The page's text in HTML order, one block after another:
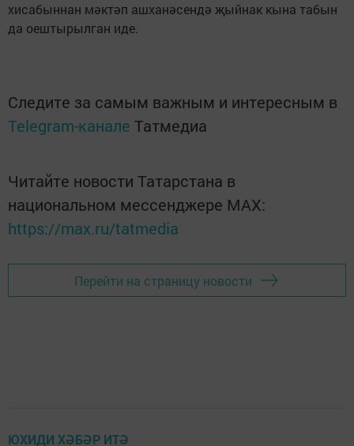
хисабыннан мәктәп ашханәсендә җыйнак кына табын
да оештырылган иде.
Следите за самым важным и интересным в
Telegram-канале Татмедиа
Читайте новости Татарстана в
национальном мессенджере MАХ:
https://max.ru/tatmedia
Перейти на страницу новости
ЮХИДИ ХӘБӘР ИТӘ